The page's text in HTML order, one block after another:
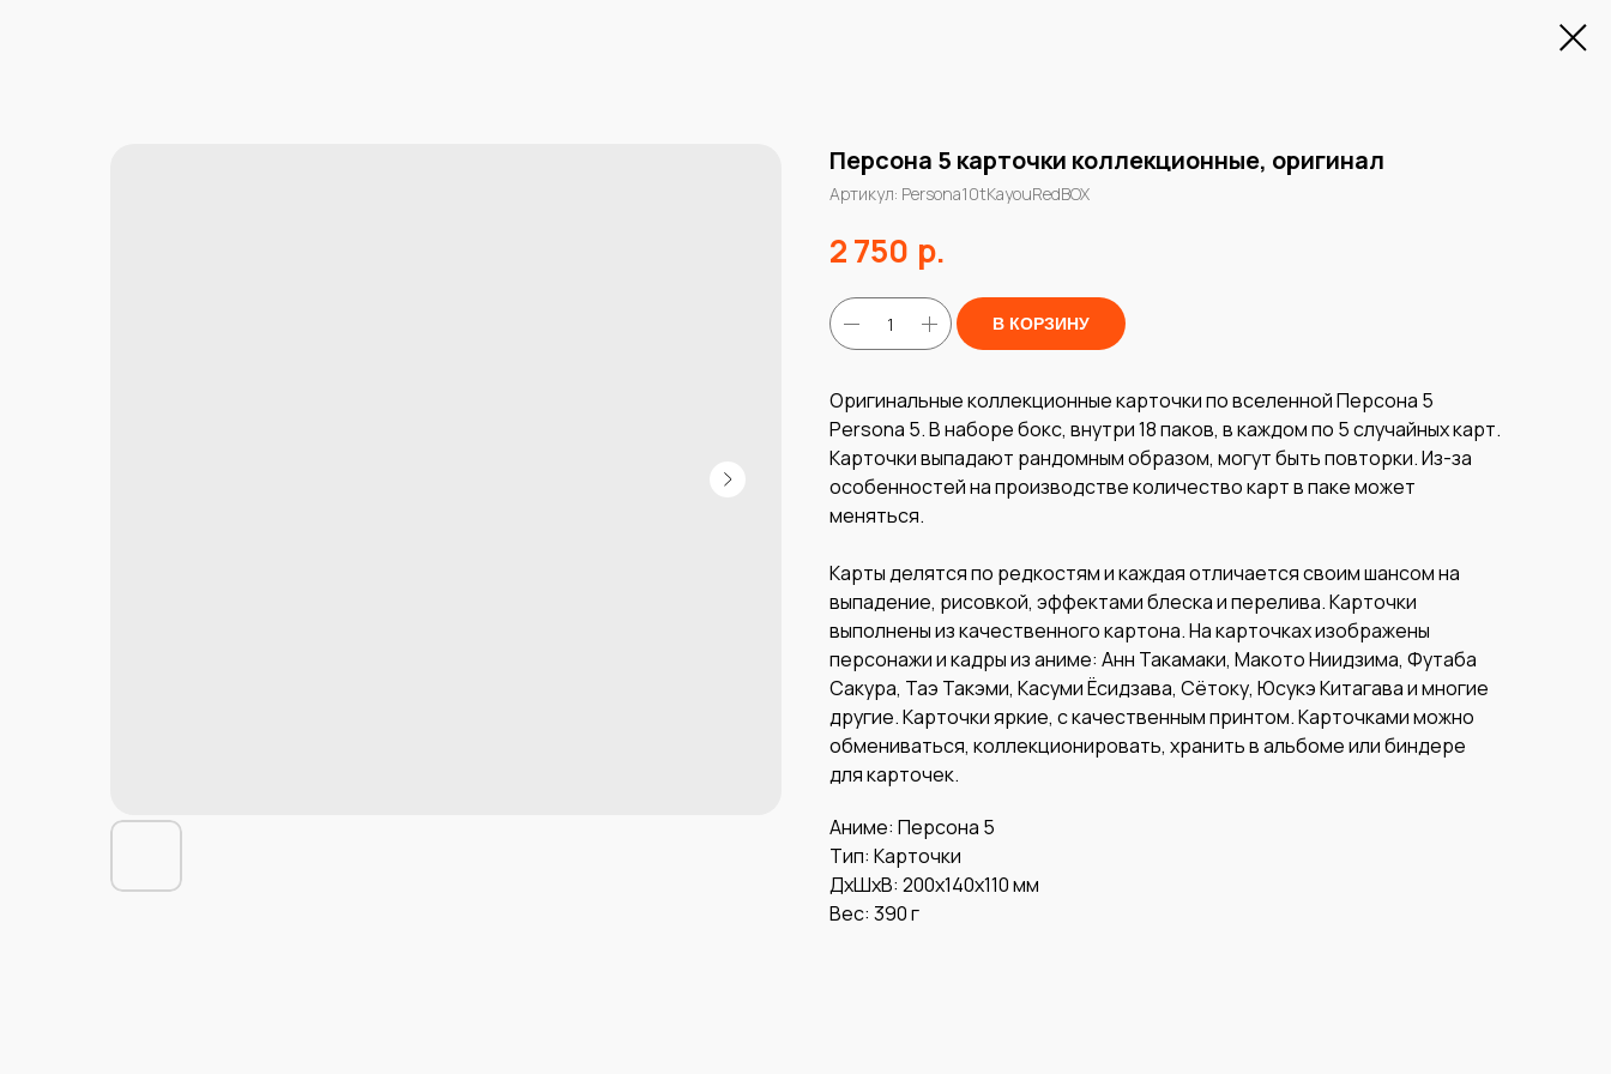
Персона 5 карточки коллекционные, оригинал
Артикул: Persona10tKayouRedBOX
2 750 р.
В КОРЗИНУ
Оригинальные коллекционные карточки по вселенной Персона 5
Persona 5. В наборе бокс, внутри 18 паков, в каждом по 5 случайных карт.
Карточки выпадают рандомным образом, могут быть повторки. Из-за
особенностей на производстве количество карт в паке может
меняться.
Карты делятся по редкостям и каждая отличается своим шансом на
выпадение, рисовкой, эффектами блеска и перелива. Карточки
выполнены из качественного картона. На карточках изображены
персонажи и кадры из аниме: Анн Такамаки, Макото Ниидзима, Футаба
Сакура, Таэ Такэми, Касуми Ёсидзава, Сётоку, Юсукэ Китагава и многие
другие. Карточки яркие, с качественным принтом. Карточками можно
обмениваться, коллекционировать, хранить в альбоме или биндере
для карточек.
Аниме: Персона 5
Тип: Карточки
ДxШxВ: 200x140x110 мм
Вес: 390 г